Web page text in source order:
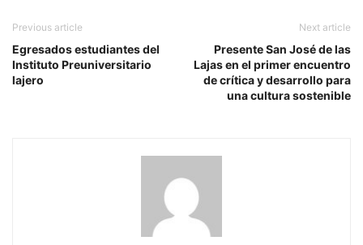
Previous article
Egresados estudiantes del
Instituto Preuniversitario
lajero
Next article
Presente San José de las
Lajas en el primer encuentro
de crítica y desarrollo para
una cultura sostenible